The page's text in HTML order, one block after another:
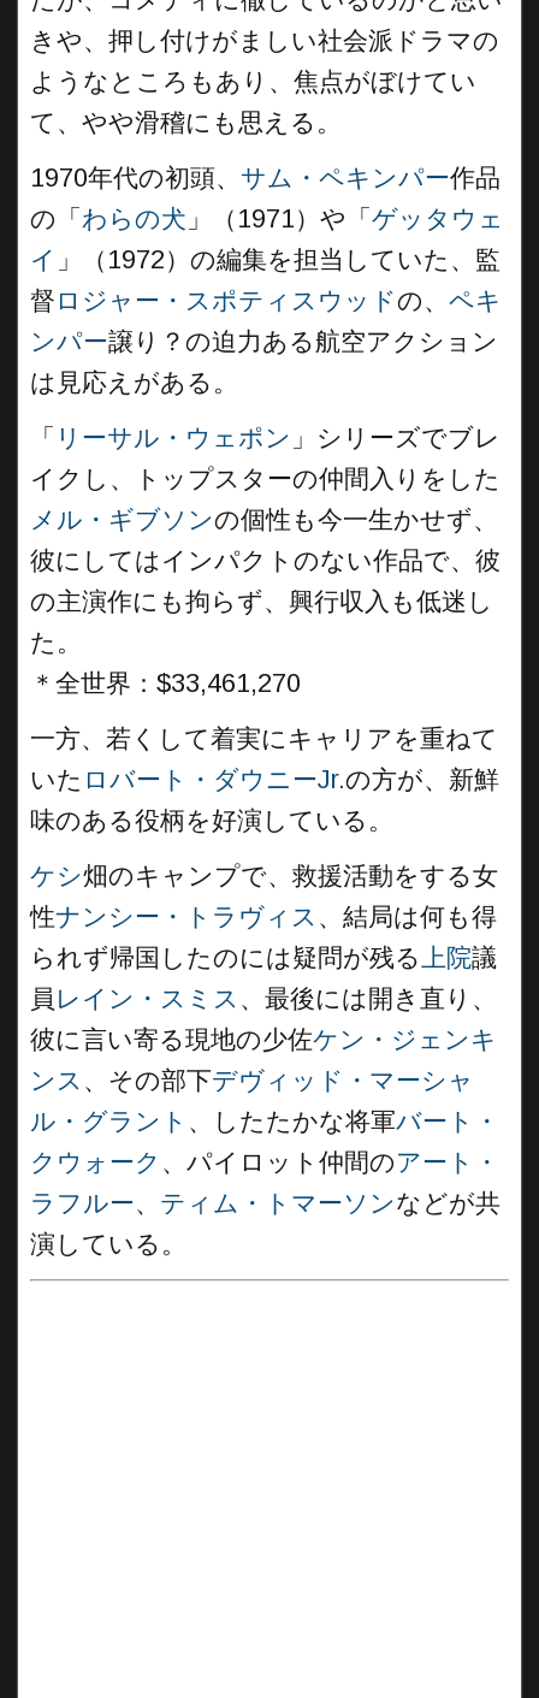
きや、押し付けがましい社会派ドラマの
ようなところもあり、焦点がぼけてい
て、やや滑稽にも思える。
1970年代の初頭、 サム・ペキンパー作品
の「 わらの犬 」（1971）や「 ゲッタウェ
イ 」（1972）の編集を担当していた、監
督 ロジャー・スポティスウッドの、 ペキ
ンパー譲り？の迫力ある航空アクション
は見応えがある。
「 リーサル・ウェポン 」シリーズでブレ
イクし、トップスターの仲間入りをした
メル・ギブソンの個性も今一生かせず、
彼にしてはインパクトのない作品で、彼
の主演作にも拘らず、興行収入も低迷し
た。
＊全世界：$33,461,270
一方、若くして着実にキャリアを重ねて
いた ロバート・ダウニーJr.の方が、新鮮
味のある役柄を好演している。
ケシ畑のキャンプで、救援活動をする女
性ナンシー・トラヴィス 、結局は何も得
られず帰国したのには疑問が残る上院議
員 レイン・スミス 、最後には開き直り、
彼に言い寄る現地の少佐ケン・ジェンキ
ンス 、その部下デヴィッド・マーシャ
ル・グラント 、したたかな将軍バート・
クウォーク 、パイロット仲間のアート・
ラフルー、 ティム・トマーソンなどが共
演している。